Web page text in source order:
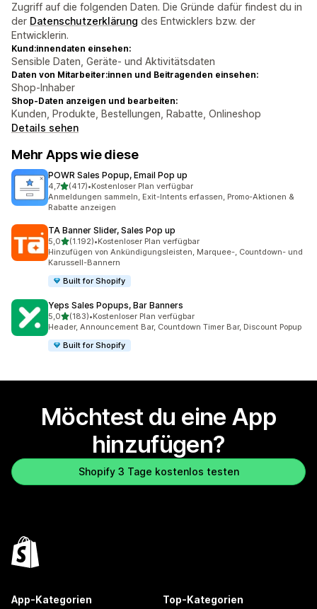
Zugriff auf die folgenden Daten. Die Gründe dafür findest du in
der Datenschutzerklärung des Entwicklers bzw. der
Entwicklerin.
Kund:innendaten einsehen:
Sensible Daten, Geräte- und Aktivitätsdaten
Daten von Mitarbeiter:innen und Beitragenden einsehen:
Shop-Inhaber
Shop-Daten anzeigen und bearbeiten:
Kunden, Produkte, Bestellungen, Rabatte, Onlineshop
Details sehen
Mehr Apps wie diese
POWR Sales Popup, Email Pop up
4,7von 5 Sternen
(417)
417 Rezensionen insgesamt
•Kostenloser Plan verfügbar
Anmeldungen sammeln, Exit-Intents erfassen, Promo-Aktionen &
Rabatte anzeigen
TA Banner Slider, Sales Pop up
5,0von 5 Sternen
(1.192)
1192 Rezensionen insgesamt
•Kostenloser Plan verfügbar
Hinzufügen von Ankündigungsleisten, Marquee-, Countdown- und
Karussell-Bannern
Built for Shopify
Yeps Sales Popups, Bar Banners
5,0von 5 Sternen
(183)
183 Rezensionen insgesamt
•Kostenloser Plan verfügbar
Header, Announcement Bar, Countdown Timer Bar, Discount Popup
Built for Shopify
Möchtest du eine App
hinzufügen?
Shopify 3 Tage kostenlos testen
App-Kategorien Top-Kategorien